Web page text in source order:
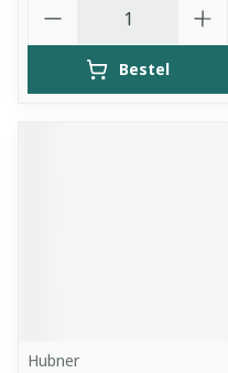
Bestel
Hubner